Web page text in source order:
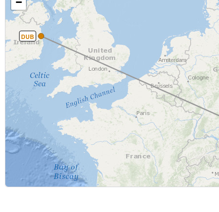
DUB